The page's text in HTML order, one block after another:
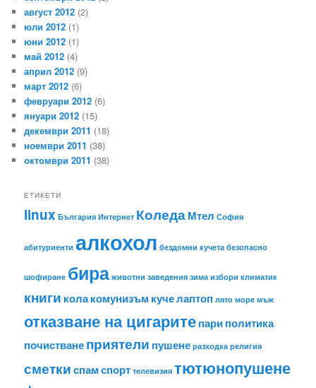
август 2012 (2)
юли 2012 (1)
юни 2012 (1)
май 2012 (4)
април 2012 (9)
март 2012 (6)
февруари 2012 (6)
януари 2012 (15)
декември 2011 (18)
ноември 2011 (38)
октомври 2011 (38)
ЕТИКЕТИ
linux България Интернет КоледаМтел София
абитуриенти алкохол бездомни кучета безопасно
шофиране бира животни заведения зима избори климатик
книги колакомунизъм кучелаптоп лято море мъж
отказване на цигаритепариполитика
почистванеприятели пушене разходка религия
сметкиспамспорт телевизия тютюнопушене